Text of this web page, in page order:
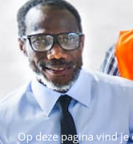
Op deze pagina vind